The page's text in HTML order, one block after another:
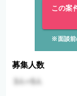
この案
※面談前
募集人数